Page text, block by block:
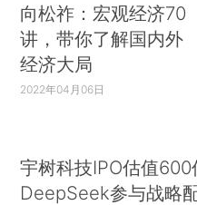
向松祚：宏观经济70
讲，带你了解国内外
经济大局
2022年04月06日
宇树科技IPO估值600
DeepSeek参与战略